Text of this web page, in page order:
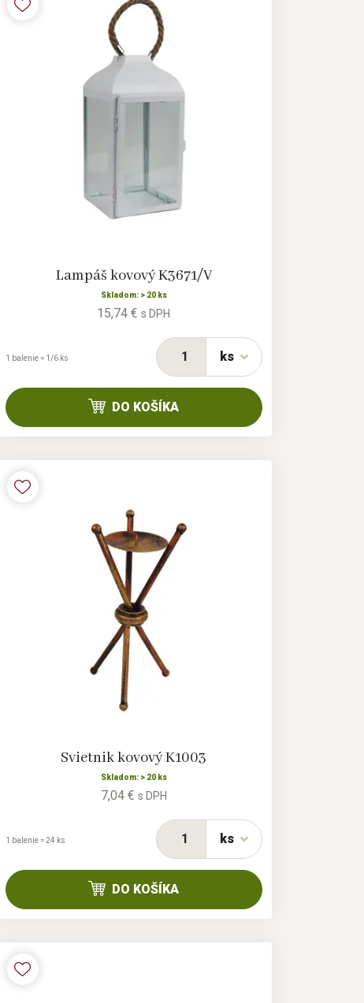
Lampáš kovový K3671/V
Skladom: > 20 ks
15,74 €s DPH
ks
1 balenie = 1/6 ks
DO KOŠÍKA
Svietnik kovový K1003
Skladom: > 20 ks
7,04 € s DPH
ks
1 balenie = 24 ks
DO KOŠÍKA